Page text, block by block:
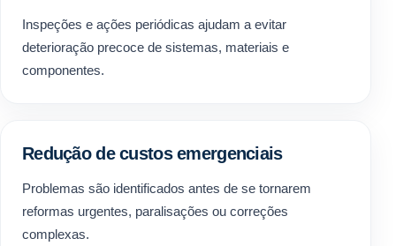
Inspeções e ações periódicas ajudam a evitar
deterioração precoce de sistemas, materiais e
componentes.
Redução de custos emergenciais
Problemas são identificados antes de se tornarem
reformas urgentes, paralisações ou correções
complexas.